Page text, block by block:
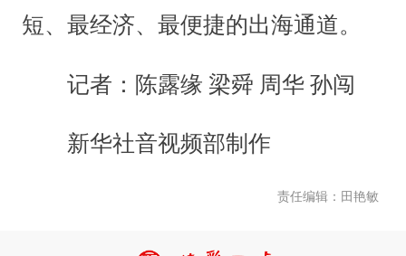
短、最经济、最便捷的出海通道。
记者：陈露缘 梁舜 周华 孙闯
新华社音视频部制作
责任编辑：田艳敏